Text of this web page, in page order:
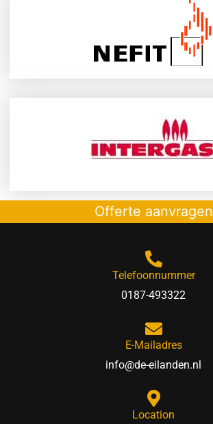
Offerte aanvragen
Telefoonnummer
0187-493322
E-Mailadres
info@de-eilanden.nl
Location